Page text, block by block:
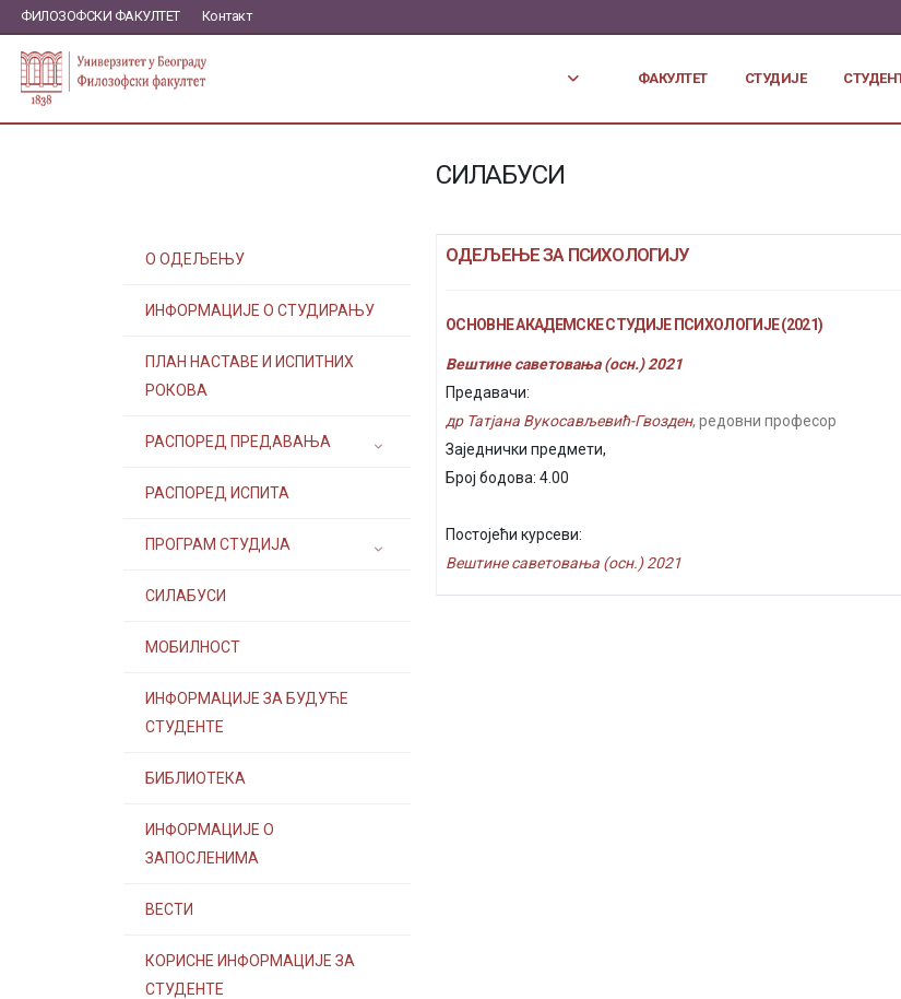
ФИЛОЗОФСКИ ФАКУЛТЕТ Контакт
ФАКУЛТЕТ СТУДИЈЕ
СИЛАБУСИ
О ОДЕЉЕЊУ
ИНФОРМАЦИЈЕ О СТУДИРАЊУ
ПЛАН НАСТАВЕ И ИСПИТНИХ
РОКОВА
РАСПОРЕД ПРЕДАВАЊА
РАСПОРЕД ИСПИТА
ПРОГРАМ СТУДИЈА
СИЛАБУСИ
МОБИЛНОСТ
ИНФОРМАЦИЈЕ ЗА БУДУЋЕ
СТУДЕНТЕ
БИБЛИОТЕКА
ИНФОРМАЦИЈЕ О
ЗАПОСЛЕНИМА
ВЕСТИ
КОРИСНЕ ИНФОРМАЦИЈЕ ЗА
СТУДЕНТЕ
ОДЕЉЕЊЕ ЗА ПСИХОЛОГИЈУ
ОСНОВНЕ АКАДЕМСКЕ СТУДИЈЕ ПСИХОЛОГИЈЕ (2021)
Вештине саветовања (осн.) 2021
Предавачи:
др Татјана Вукосављевић-Гвозден, редовни професор
Заједнички предмети,
Број бодова: 4.00
Постојећи курсеви:
Вештине саветовања (осн.) 2021